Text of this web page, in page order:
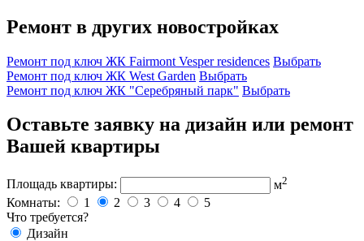
Ремонт в других новостройках
Ремонт под ключ ЖК Fairmont Vesper residences Выбрать
Ремонт под ключ ЖК West Garden Выбрать
Ремонт под ключ ЖК "Серебряный парк" Выбрать
Оставьте заявку на дизайн или ремонт
Вашей квартиры
Площадь квартиры: м2
Комнаты: 1 2 3 4
5
Что требуется?
Дизайн